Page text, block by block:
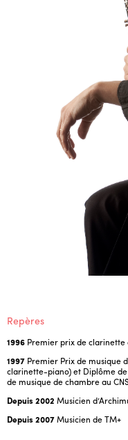
Repères
1996 Premier prix de clarinette
1997 Premier Prix de musique
clarinette-piano) et Diplôme
de musique de chambre au
Depuis 2002 Musicien
Depuis 2007Musicien de TM+